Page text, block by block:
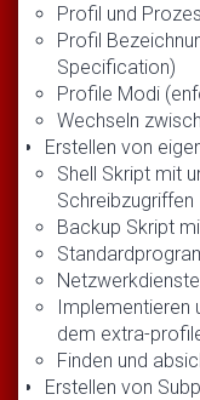
Profil und
Profil
Specification)
Profile Modi
Wechseln
Erstellen von
Shell Skript mit
Schreibzugriffen
Backup Skript
Implementieren
dem extra-
Finden und
Erstellen von